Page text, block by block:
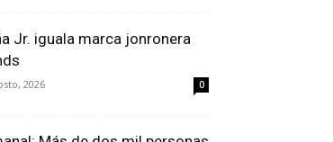
Jr. iguala marca jonronera
2026 0